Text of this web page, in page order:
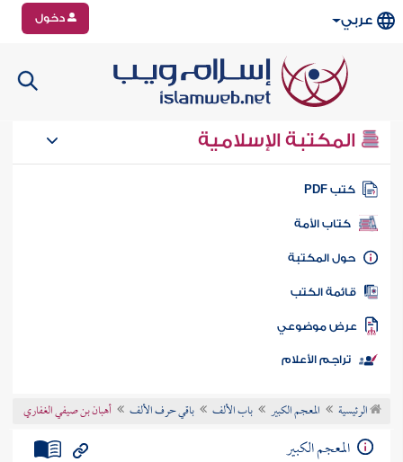
عربي دخول
المكتبة الإسلامية
كتب PDF
كتاب الأمة
المكتبة
الكتب
موضوعي
تراجم الأعلام
الرئيسية المعجم الكبير باب الألف باقي حرف الألف أهبان بن صيفي الغفاري
المعجم الكبير